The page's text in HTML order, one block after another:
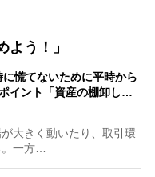
う！」
に慌てないために平時から
イント「資産の棚卸し…
大きく動いたり、取引環
一方…